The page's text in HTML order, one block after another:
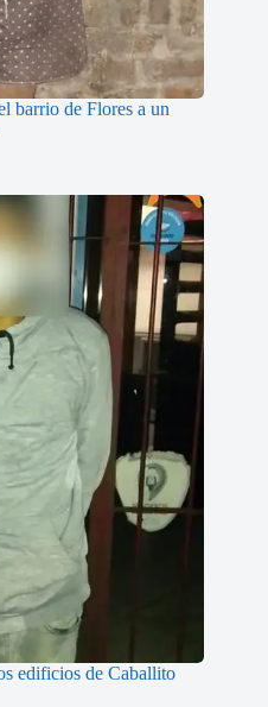
barrio de Flores a un
edificios de Caballito